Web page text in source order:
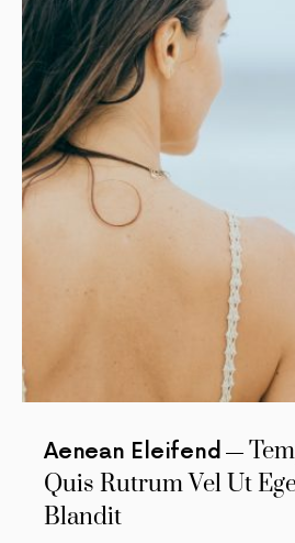
Aenean Eleifend
Quis Rutrum Vel Ut
Blandit